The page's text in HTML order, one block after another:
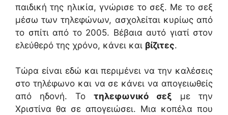
παιδική της ηλικία, γνώρισε το σεξ. Με το σεξ
μέσω των τηλεφώνων, ασχολείται κυρίως από
το σπίτι από το 2005. Βέβαια αυτό γιατί στον
ελεύθερό της χρόνο, κάνει και βίζιτες.
Τώρα είναι εδώ και περιμένει να την καλέσεις
στο τηλέφωνο και να σε κάνει να απογειωθείς
από ηδονή. Το τηλεφωνικό σεξ με την
Χριστίνα θα σε απογειώσει. Μια κοπέλα που